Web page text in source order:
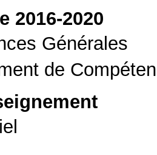
2016-2020
Générales
de